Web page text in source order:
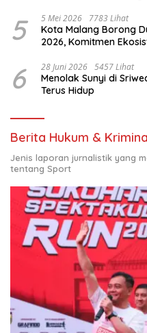
5 5 Mei 2026 7783 Lihat
Kota Malang Borong
2026, Komitmen
6 28 Juni 2026 5457 Lihat
Menolak Sunyi di
Terus Hidup
Berita Hukum &
Jenis laporan jurnalistik yang
tentang Sport